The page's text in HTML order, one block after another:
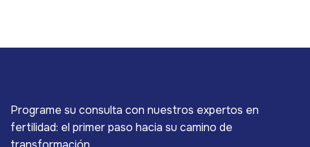
Programe su consulta con nuestros expertos en
fertilidad: el primer paso hacia su camino de